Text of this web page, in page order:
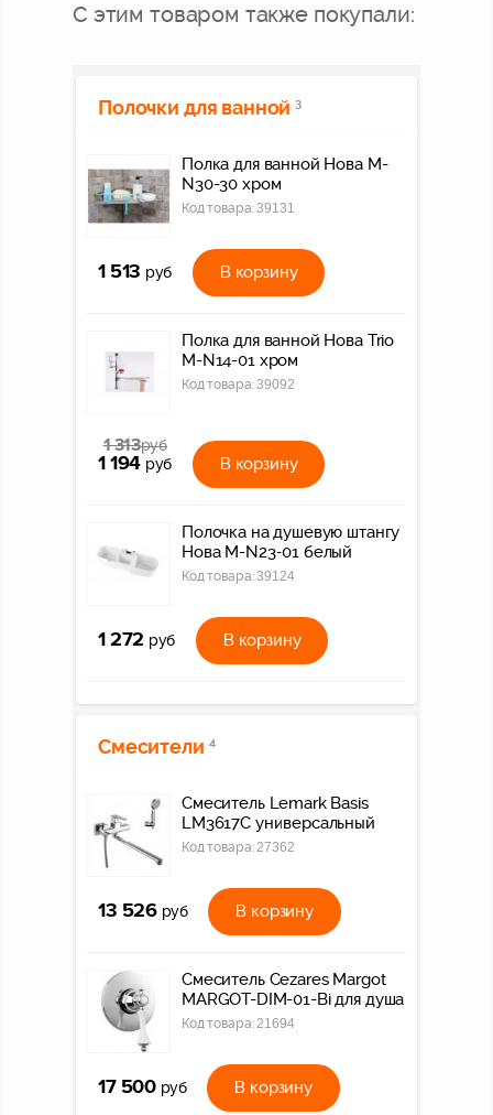
С этим товаром также покупали:
Полочки для ванной 3
Полка для ванной Нова M-
N30-30 хром
Код товара:39131
1 513 руб В корзину
Полка для ванной Нова Trio
M-N14-01 хром
Код товара:39092
1 313руб
1 194 руб В корзину
Полочка на душевую штангу
Нова M-N23-01 белый
Код товара:39124
1 272 руб В корзину
Смесители 4
Смеситель Lemark Basis
LM3617C универсальный
Код товара:27362
13 526 руб В корзину
Смеситель Cezares Margot
MARGOT-DIM-01-Bi для душа
Код товара:21694
17 500 руб В корзину